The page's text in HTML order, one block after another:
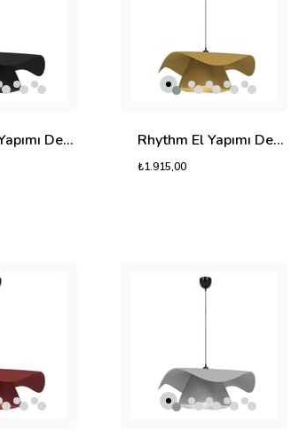
Rhythm El Yapımı Dekoratif Tasarım Jüt Avize L (Siyah, 1050gr.) Rhythm El Yapımı Dekoratif Tasarım Jüt Avize L (Sarı, 1050gr.)
₺1.915,00